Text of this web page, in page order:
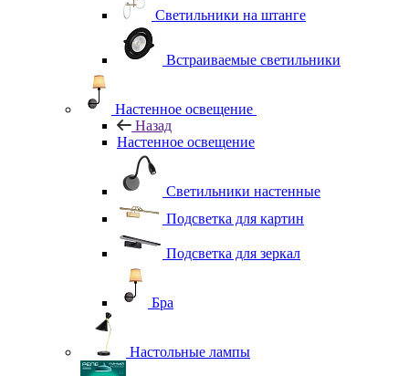
Светильники на штанге
Встраиваемые светильники
Настенное освещение
Назад
Настенное освещение
Светильники настенные
Подсветка для картин
Подсветка для зеркал
Бра
Настольные лампы